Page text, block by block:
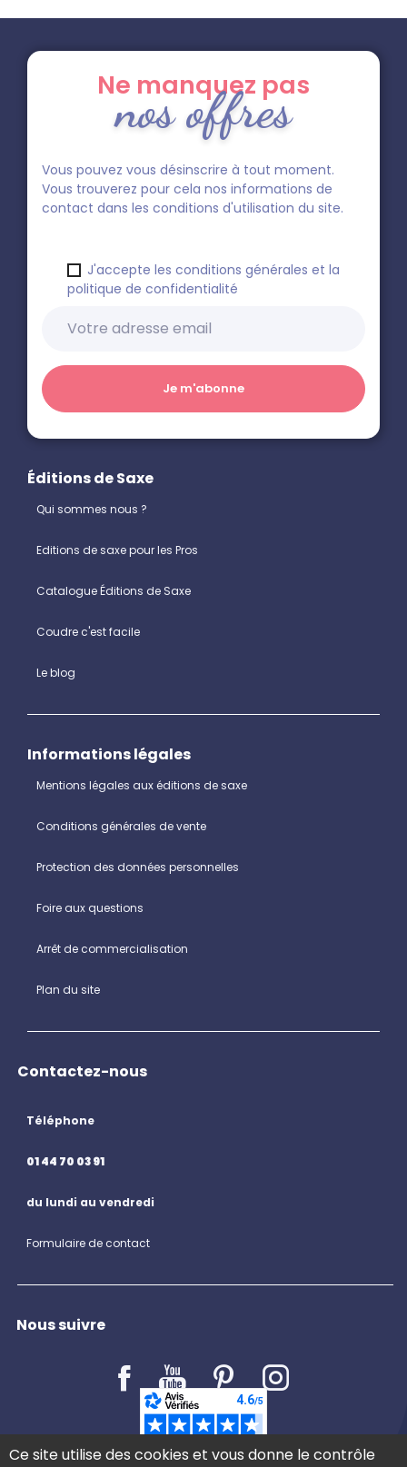
Ne manquez pas
nos offres
Vous pouvez vous désinscrire à tout moment.
Vous trouverez pour cela nos informations de
contact dans les conditions d'utilisation du site.
J'accepte les conditions générales et la
politique de confidentialité
Éditions de Saxe
Qui sommes nous ?
Editions de saxe pour les Pros
Catalogue Éditions de Saxe
Coudre c'est facile
Le blog
Informations légales
Mentions légales aux éditions de saxe
Conditions générales de vente
Protection des données personnelles
Foire aux questions
Arrêt de commercialisation
Plan du site
Contactez-nous
Téléphone
01 44 70 03 91
du lundi au vendredi
Formulaire de contact
Nous suivre
LE BLOG
Ce site utilise des cookies et vous donne le contrôle